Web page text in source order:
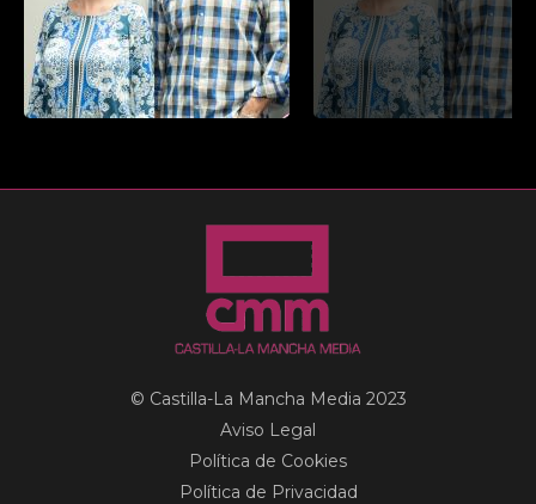
© Castilla-La Mancha Media 2023
Aviso Legal
Política de Cookies
Política de Privacidad